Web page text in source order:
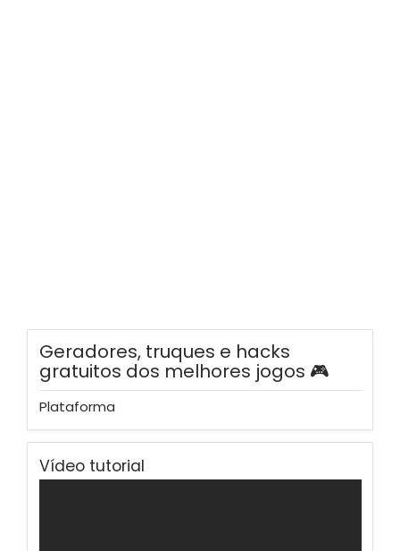
Geradores, truques e hacks
gratuitos dos melhores jogos 🎮
Plataforma
Vídeo tutorial